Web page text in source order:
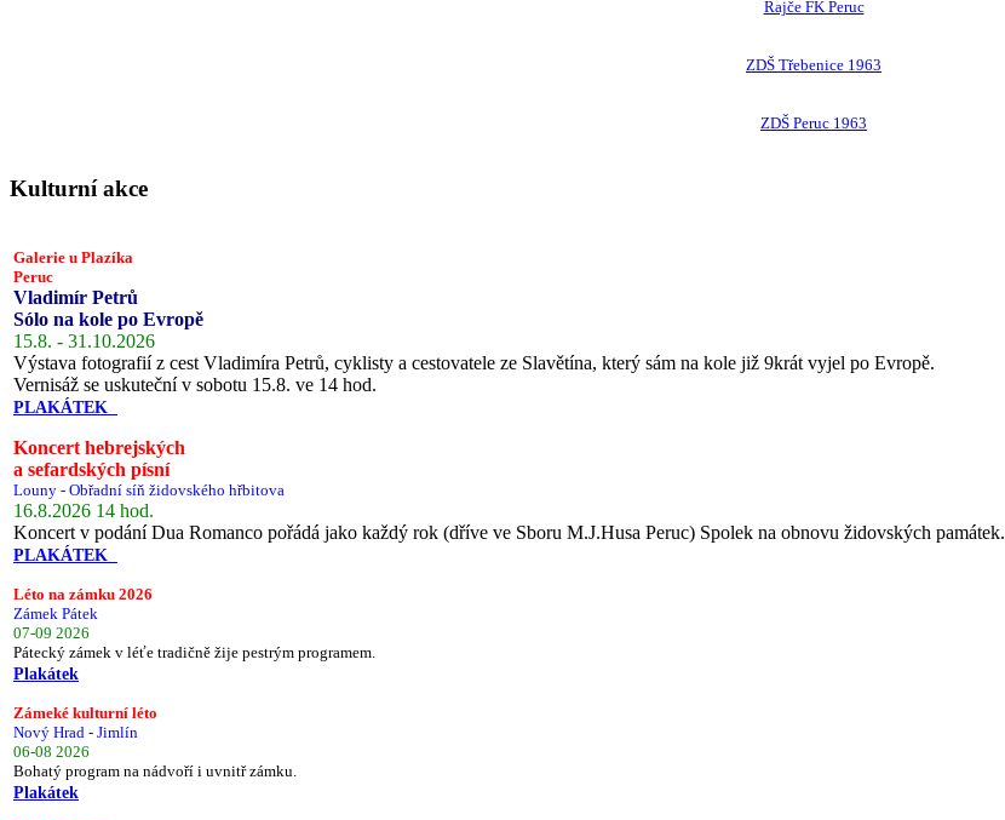
Rajče FK Peruc
ZDŠ Třebenice 1963
ZDŠ Peruc 1963
Kulturní akce
Galerie u Plazíka
Peruc
Vladimír Petrů
Sólo na kole po Evropě
15.8. - 31.10.2026
Výstava fotografií z cest Vladimíra Petrů, cyklisty a cestovatele ze Slavětína, který sám na kole již 9krát vyjel po Evropě.
Vernisáž se uskuteční v sobotu 15.8. ve 14 hod.
PLAKÁTEK
Koncert hebrejských
a sefardských písní
Louny - Obřadní síň židovského hřbitova
16.8.2026 14 hod.
Koncert v podání Dua Romanco pořádá jako každý rok (dříve ve Sboru M.J.Husa Peruc) Spolek na obnovu židovských památek.
PLAKÁTEK
Léto na zámku 2026
Zámek Pátek
07-09 2026
Pátecký zámek v léťe tradičně žije pestrým programem.
Plakátek
Zámeké kulturní léto
Nový Hrad - Jimlín
06-08 2026
Bohatý program na nádvoří i uvnitř zámku.
Plakátek